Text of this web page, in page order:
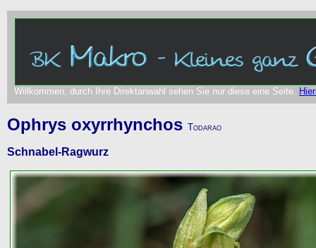
Willkommen, durch Ihre Direktanwahl sehen Sie nur diese eine Seite.
Ophrys oxyrrhynchos Todarao
Schnabel-Ragwurz